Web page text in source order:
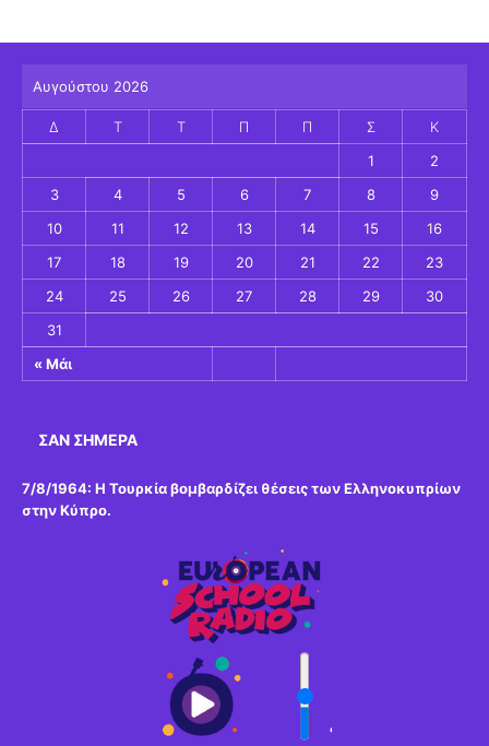
Αυγούστου 2026
Δ Τ Τ Π Π Σ Κ
« Μάι
1
2
3
4 5 6 7 8
9
10
11 12 13 14 15
16
17
18 19 20 21 22
23
24
25 26 27 28 29
30
31
ΣΑΝ ΣΉΜΕΡΑ
7/8/1964: Η Τουρκία βομβαρδίζει θέσεις των Ελληνοκυπρίων
στην Κύπρο.
'